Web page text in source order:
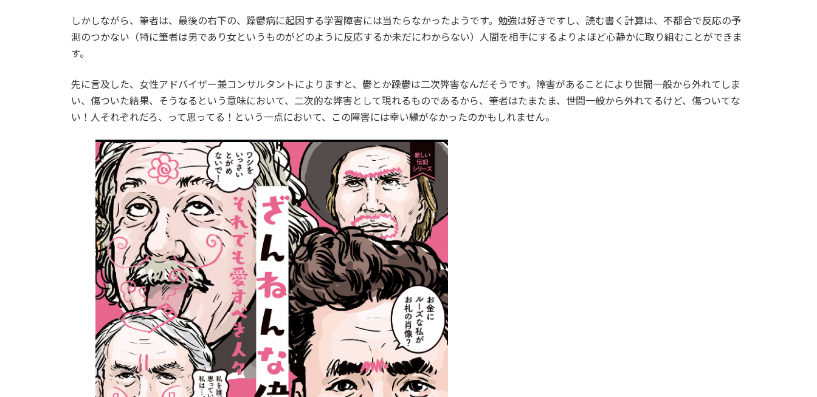
しかしながら、筆者は、最後の右下の、躁鬱病に起因する学習障害には当たらなかったようです。勉強は好きですし、読む書く計算は、不都合で反応の予
測のつかない（特に筆者は男であり女というものがどのように反応するか未だにわからない）人間を相手にするよりよほど心静かに取り組むことができま
す。
先に言及した、女性アドバイザー兼コンサルタントによりますと、鬱とか躁鬱は二次弊害なんだそうです。障害があることにより世間一般から外れてしま
い、傷ついた結果、そうなるという意味において、二次的な弊害として現れるものであるから、筆者はたまたま、世間一般から外れてるけど、傷ついてな
い！人それぞれだろ、って思ってる！という一点において、この障害には幸い縁がなかったのかもしれません。